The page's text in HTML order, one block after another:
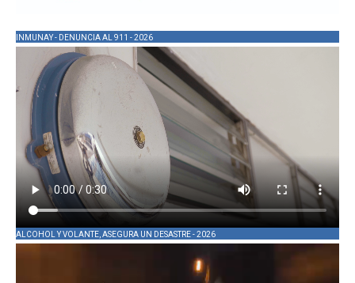
INMUNAY - DENUNCIA AL 911 - 2026
ALCOHOL Y VOLANTE, ASEGURA UN DESASTRE - 2026